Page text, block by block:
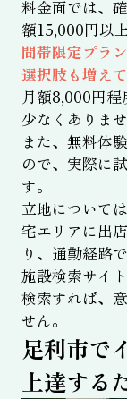
料金面では、
額15,000円以
間帯限定プラ
選択肢も増え
月額8,000円程
少なくありませ
また、無料体
ので、実際に
す。
立地について
宅エリアに出
り、通勤経路
施設検索サイ
検索すれば、
せん。
足利市で
上達する